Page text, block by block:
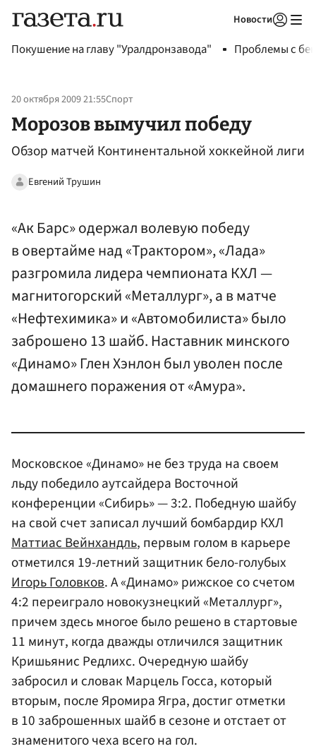
Новости
Покушение на главу "Уралдронзавода" Проблемы с
20 октября 2009 21:55Спорт
Морозов вымучил победу
Обзор матчей Континентальной хоккейной лиги
Евгений Трушин
«Ак Барс» одержал волевую победу
в овертайме над «Трактором», «Лада»
разгромила лидера чемпионата КХЛ —
магнитогорский «Металлург», а в матче
«Нефтехимика» и «Автомобилиста» было
заброшено 13 шайб. Наставник минского
«Динамо» Глен Хэнлон был уволен после
домашнего поражения от «Амура».
Московское «Динамо» не без труда на своем
льду победило аутсайдера Восточной
конференции «Сибирь» — 3:2. Победную шайбу
на свой счет записал лучший бомбардир КХЛ
Маттиас Вейнхандль, первым голом в карьере
отметился 19-летний защитник бело-голубых
Игорь Головков. А «Динамо» рижское со счетом
4:2 переиграло новокузнецкий «Металлург»,
причем здесь многое было решено в стартовые
11 минут, когда дважды отличился защитник
Кришьянис Редлихс. Очередную шайбу
забросил и словак Марцель Госса, который
вторым, после Яромира Ягра, достиг отметки
в 10 заброшенных шайб в сезоне и отстает от
знаменитого чеха всего на гол.